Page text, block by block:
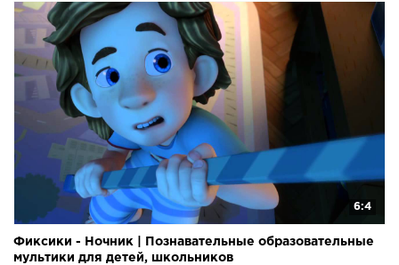
6:4
Фиксики - Ночник | Познавательные образовательные
мультики для детей, школьников